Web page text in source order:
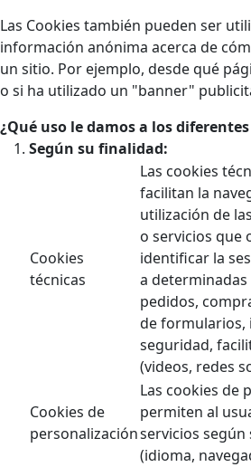
Las Cookies también pueden ser
información anónima acerca de
un sitio. Por ejemplo, desde qué
o si ha utilizado un "banner"
¿Qué uso le damos a los
Según su finalidad:
Cookies
técnicas
Las cookies
facilitan la
utilización de
o servicios que
identificar la
a
pedidos,
de formularios,
seguridad,
(videos, redes
Cookies de
personalización
Las cookies de
permiten al
servicios
(idioma,